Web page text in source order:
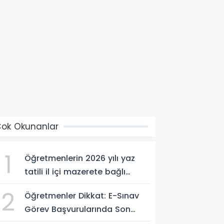
Okunanlar
1
Öğretmenlerin 2026 yılı yaz
tatili il içi mazerete bağlı
2
Öğretmenler Dikkat: E-Sınav
Görev Başvurularında Son